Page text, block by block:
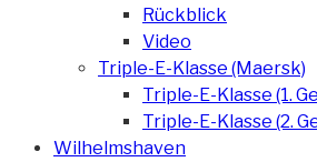
Rückblick
Video
Triple-E-Klasse (Maersk)
Triple-E-Klasse (1.
Triple-E-Klasse (2.
Wilhelmshaven